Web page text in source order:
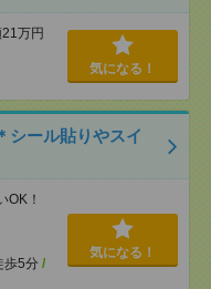
万円
気になる！
シール貼りやスイ
OK！
歩5分 /
気になる！